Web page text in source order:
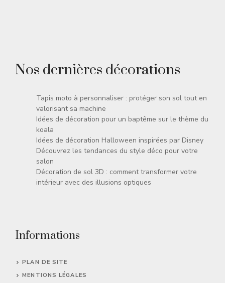
Nos dernières décorations
Tapis moto à personnaliser : protéger son sol tout en
valorisant sa machine
Idées de décoration pour un baptême sur le thème du
koala
Idées de décoration Halloween inspirées par Disney
Découvrez les tendances du style déco pour votre
salon
Décoration de sol 3D : comment transformer votre
intérieur avec des illusions optiques
Informations
PLAN DE SITE
MENTIONS LÉGALES